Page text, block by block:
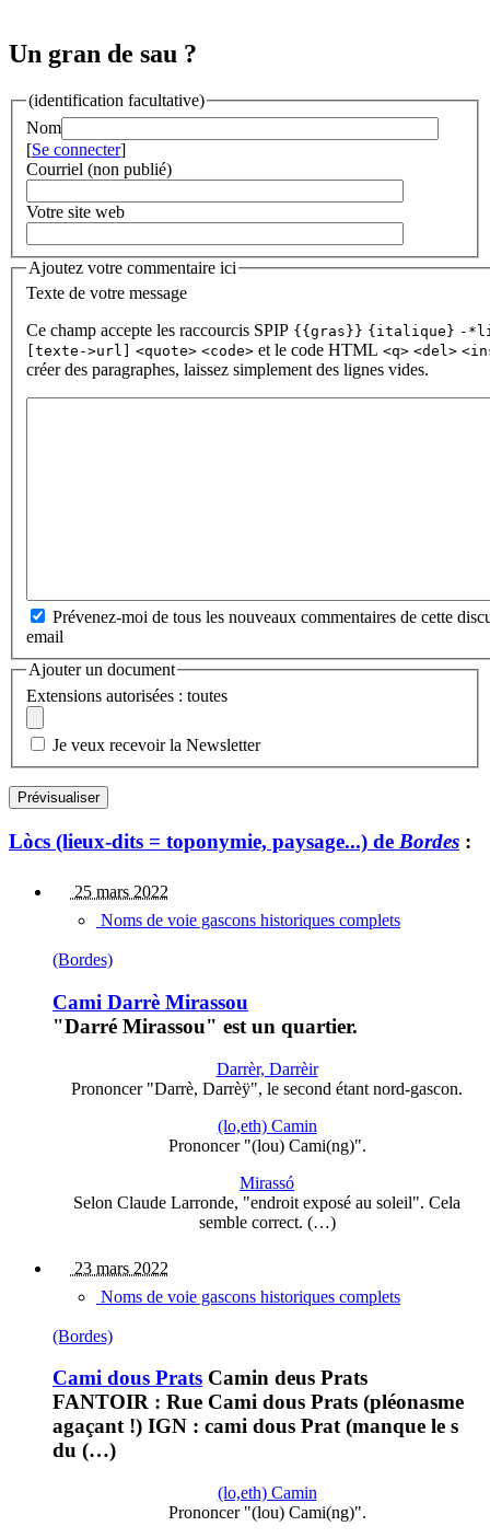
Un gran de sau ?
(identification facultative)
Nom
[Se connecter]
Courriel (non publié)
Votre site web
Ajoutez votre commentaire ici
Texte de votre message
Ce champ accepte les raccourcis SPIP {{gras}} {italique} -
[texte->url]
<quote> <code> et le code HTML <q> <del>
créer des paragraphes, laissez simplement des lignes vides.
Prévenez-moi de tous les nouveaux commentaires de cette
email
Ajouter un document
Extensions autorisées : toutes
Je veux recevoir la Newsletter
Lòcs (lieux-dits = toponymie, paysage...) de Bordes :
25 mars 2022
Noms de voie gascons historiques complets
(Bordes)
Cami Darrè Mirassou
"Darré Mirassou" est un quartier.
Darrèr, Darrèir
Prononcer "Darrè, Darrèÿ", le second étant nord-gascon.
(lo,eth) Camin
Prononcer "(lou) Cami(ng)".
Mirassó
Selon Claude Larronde, "endroit exposé au soleil". Cela
semble correct. (…)
23 mars 2022
Noms de voie gascons historiques complets
(Bordes)
Cami dous Prats Camin deus Prats
FANTOIR : Rue Cami dous Prats (pléonasme
agaçant !) IGN : cami dous Prat (manque le s
du (…)
(lo,eth) Camin
Prononcer "(lou) Cami(ng)".